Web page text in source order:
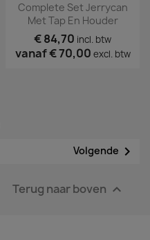
Complete Set Jerrycan
Met Tap En Houder
€ 84,70 incl. btw
vanaf€ 70,00 excl. btw
Volgende 
Terug naar boven 